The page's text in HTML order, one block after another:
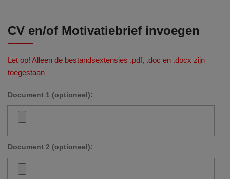
CV en/of Motivatiebrief invoegen
Let op! Alleen de bestandsextensies .pdf, .doc en .docx zijn
toegestaan
Document 1 (optioneel):
Document 2 (optioneel):